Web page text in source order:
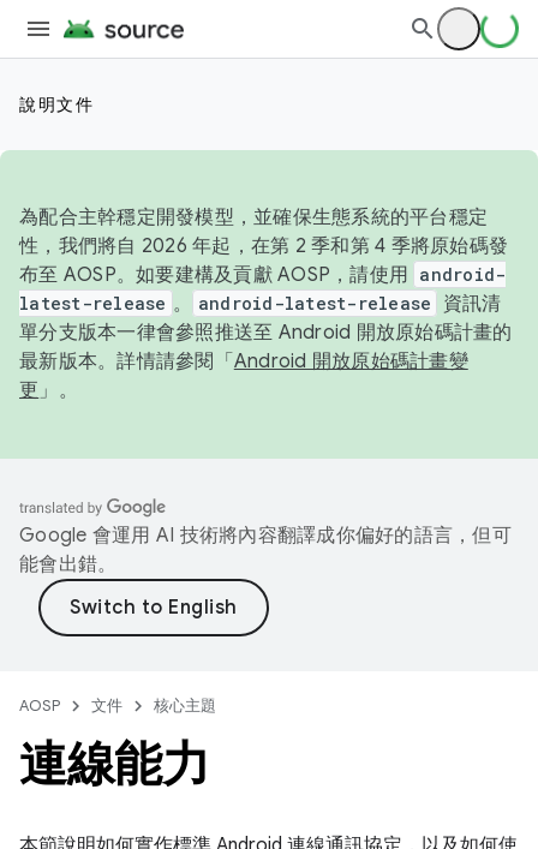
說明文件
為配合主幹穩定開發模型，並確保生態系統的平台穩定
性，我們將自 2026 年起，在第 2 季和第 4 季將原始碼發
布至 AOSP。如要建構及貢獻 AOSP，請使用 android-
latest-release 。 android-latest-release
資訊清
單分支版本一律會參照推送至 Android 開放原始碼計畫的
最新版本。詳情請參閱「 Android 開放原始碼計畫變
更 」。
Google 會運用 AI 技術將內容翻譯成你偏好的語言，但可
能會出錯。
AOSP 文件 核心主題
連線能力